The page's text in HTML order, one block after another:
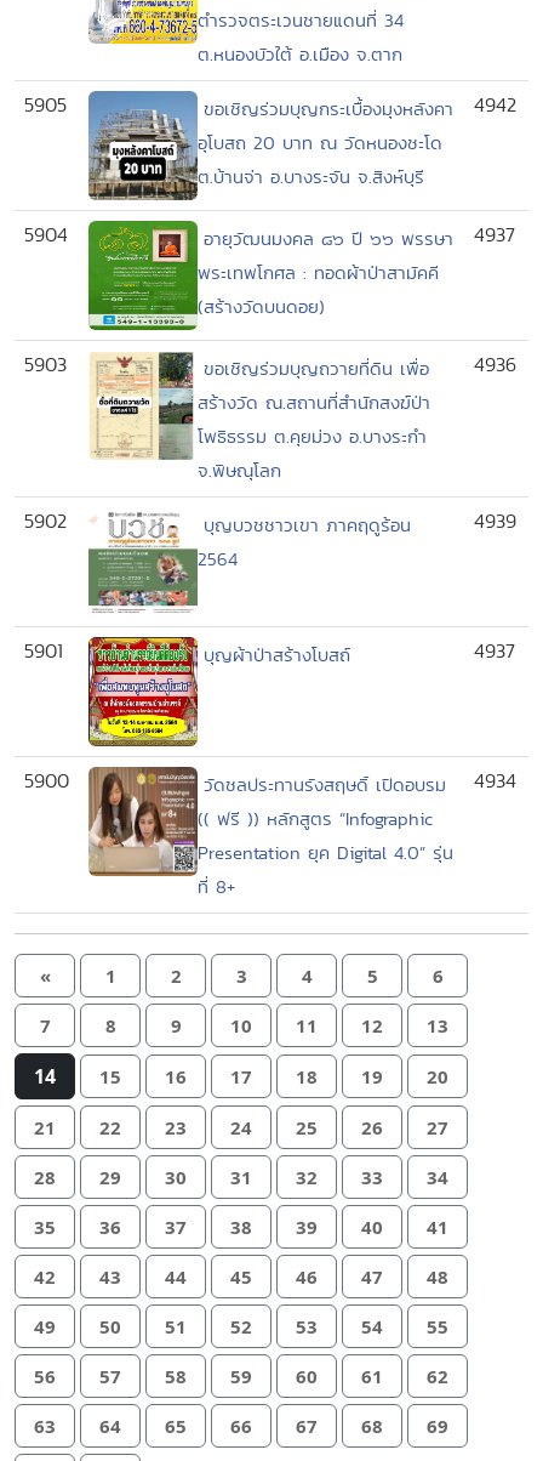
ตำรวจตระเวนชายแดนที่ 34
ต.หนองบัวใต้ อ.เมือง จ.ตาก
5905
ขอเชิญร่วมบุญกระเบื้องมุงหลังคา
อุโบสถ 20 บาท ณ วัดหนองชะโด
ต.บ้านจ่า อ.บางระจัน จ.สิงห์บุรี
4942
5904
อายุวัฒนมงคล ๘๖ ปี ๖๖ พรรษา
พระเทพโกศล : ทอดผ้าป่าสามัคคี
(สร้างวัดบนดอย)
4937
5903
ขอเชิญร่วมบุญถวายที่ดิน เพื่อ
สร้างวัด ณ.สถานที่สำนักสงฆ์ป่า
โพธิธรรม ต.คุยม่วง อ.บางระกำ
จ.พิษณุโลก
4936
5902
บุญบวชชาวเขา ภาคฤดูร้อน
2564
4939
5901 บุญผ้าป่าสร้างโบสถ์ 4937
5900
วัดชลประทานรังสฤษดิ์ เปิดอบรม
(( ฟรี )) หลักสูตร “Infographic
Presentation ยุค Digital 4.0” รุ่น
ที่ 8+
4934
« 1 2 3 4 5 6
7 8 9 10 11 12 13
14 15 16 17 18 19 20
21 22 23 24 25 26 27
28 29 30 31 32 33 34
35 36 37 38 39 40 41
42 43 44 45 46 47 48
49 50 51 52 53 54 55
56 57 58 59 60 61 62
63 64 65 66 67 68 69